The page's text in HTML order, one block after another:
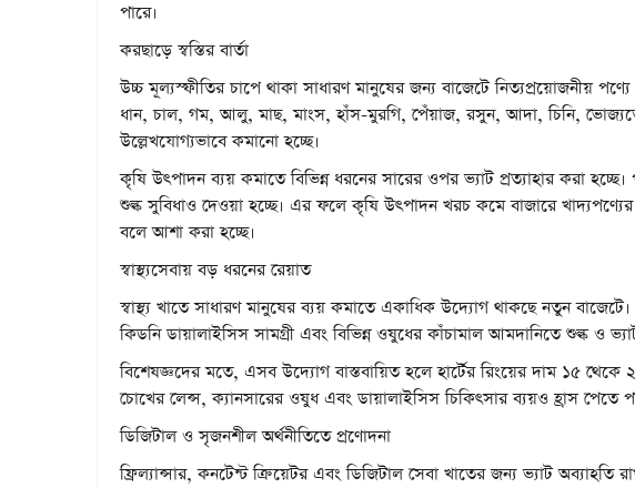
পারে।
করছাড়ে স্বস্তির বার্তা
উচ্চ মূল্যস্ফীতির চাপে থাকা সাধারণ মানুষের জন্য বাজেটে নিত্যপ্রয়োজনীয়
ধান, চাল, গম, আলু, মাছ, মাংস, হাঁস-মুরগি, পেঁয়াজ, রসুন, আদা, চিনি,
উল্লেখযোগ্যভাবে কমানো হচ্ছে।
কৃষি উৎপাদন ব্যয় কমাতে বিভিন্ন ধরনের সারের ওপর ভ্যাট প্রত্যাহার করা
শুল্ক সুবিধাও দেওয়া হচ্ছে। এর ফলে কৃষি উৎপাদন খরচ কমে বাজারে খাদ্যপণ্যের
বলে আশা করা হচ্ছে।
স্বাস্থ্যসেবায় বড় ধরনের রেয়াত
স্বাস্থ্য খাতে সাধারণ মানুষের ব্যয় কমাতে একাধিক উদ্যোগ থাকছে নতুন বাজেটে।
কিডনি ডায়ালাইসিস সামগ্রী এবং বিভিন্ন ওষুধের কাঁচামাল আমদানিতে শুল্ক ও
বিশেষজ্ঞদের মতে, এসব উদ্যোগ বাস্তবায়িত হলে হার্টের রিংয়ের দাম ১৫
চোখের লেন্স, ক্যানসারের ওষুধ এবং ডায়ালাইসিস চিকিৎসার ব্যয়ও হ্রাস পেতে
ডিজিটাল ও সৃজনশীল অর্থনীতিতে প্রণোদনা
ফ্রিল্যান্সার, কনটেন্ট ক্রিয়েটর এবং ডিজিটাল সেবা খাতের জন্য ভ্যাট অব্যাহতি